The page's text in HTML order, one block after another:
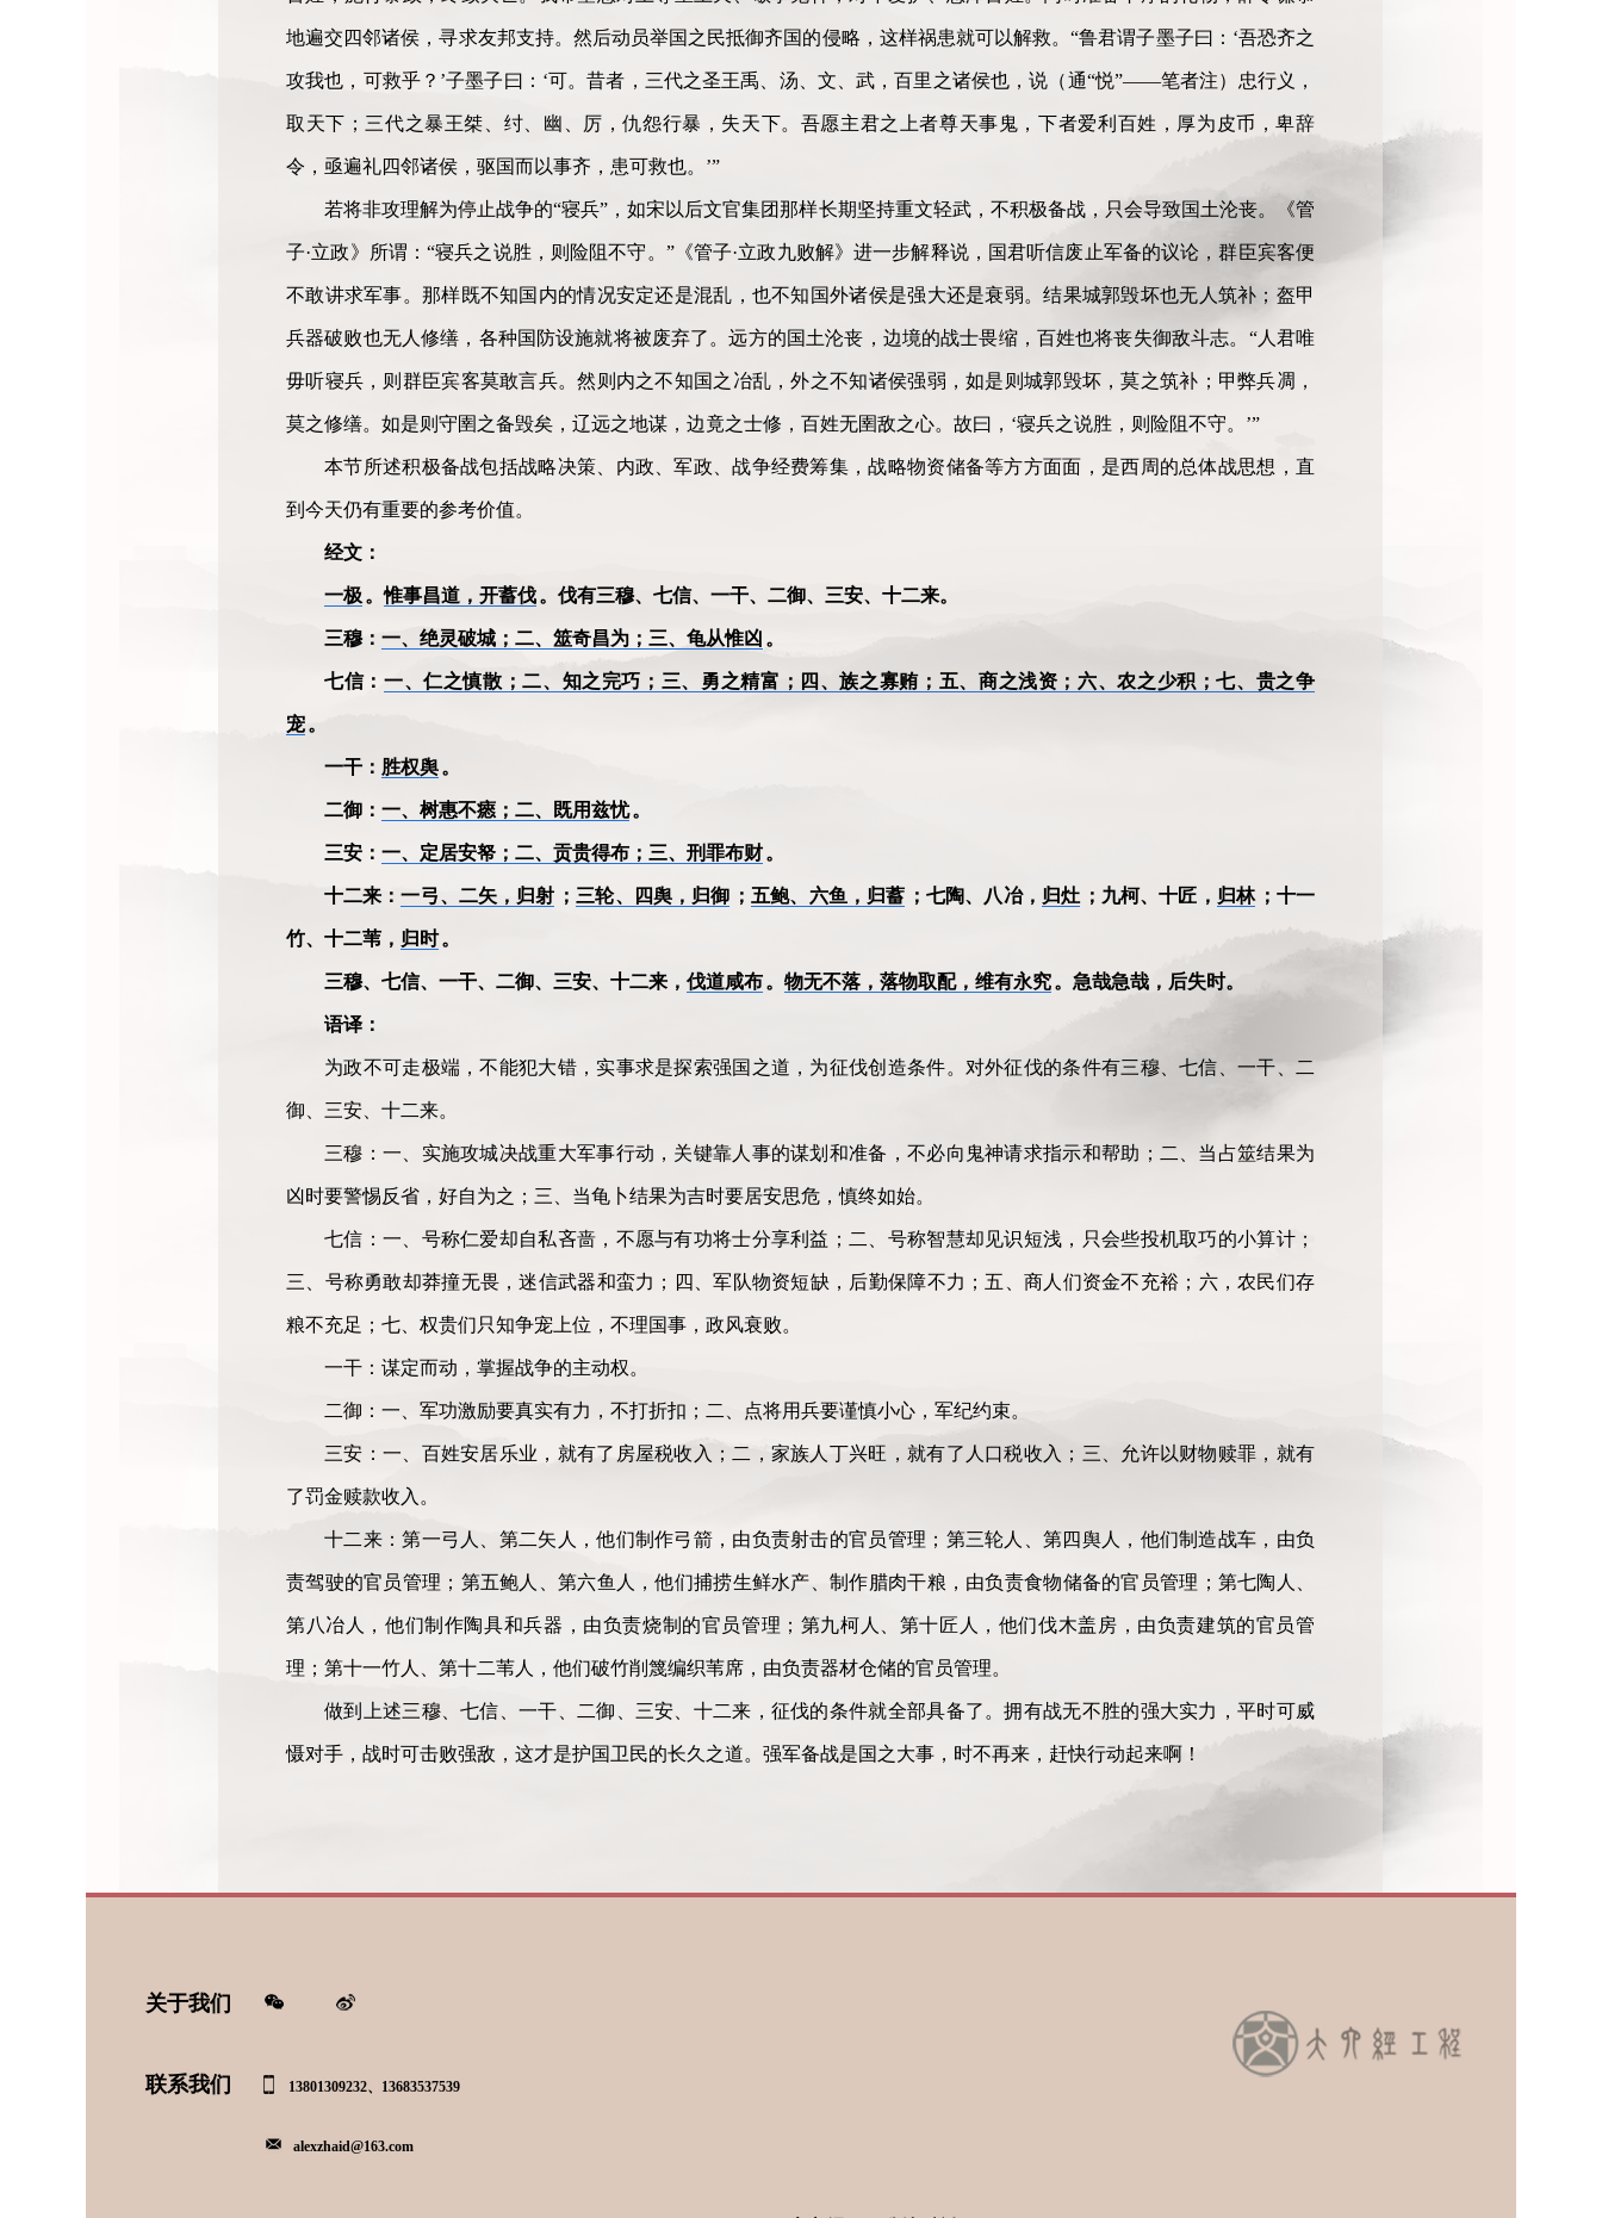
地遍交四邻诸侯，寻求友邦支持。然后动员举国之民抵御齐国的侵略，这样祸患就可以解救。“鲁君谓子墨子曰：‘吾恐齐之
攻我也，可救乎？’子墨子曰：‘可。昔者，三代之圣王禹、汤、文、武，百里之诸侯也，说（通“悦”——笔者注）忠行义，
取天下；三代之暴王桀、纣、幽、厉，仇怨行暴，失天下。吾愿主君之上者尊天事鬼，下者爱利百姓，厚为皮币，卑辞
令，亟遍礼四邻诸侯，驱国而以事齐，患可救也。’”
若将非攻理解为停止战争的“寝兵”，如宋以后文官集团那样长期坚持重文轻武，不积极备战，只会导致国土沦丧。《管
子·立政》所谓：“寝兵之说胜，则险阻不守。”《管子·立政九败解》进一步解释说，国君听信废止军备的议论，群臣宾客便
不敢讲求军事。那样既不知国内的情况安定还是混乱，也不知国外诸侯是强大还是衰弱。结果城郭毁坏也无人筑补；盔甲
兵器破败也无人修缮，各种国防设施就将被废弃了。远方的国土沦丧，边境的战士畏缩，百姓也将丧失御敌斗志。“人君唯
毋听寝兵，则群臣宾客莫敢言兵。然则内之不知国之冶乱，外之不知诸侯强弱，如是则城郭毁坏，莫之筑补；甲弊兵凋，
莫之修缮。如是则守圉之备毁矣，辽远之地谋，边竟之士修，百姓无圉敌之心。故曰，‘寝兵之说胜，则险阻不守。’”
本节所述积极备战包括战略决策、内政、军政、战争经费筹集，战略物资储备等方方面面，是西周的总体战思想，直
到今天仍有重要的参考价值。
经文：
一极。惟事昌道，开蓄伐。伐有三穆、七信、一干、二御、三安、十二来。
三穆： 一、绝灵破城；二、筮奇昌为；三、龟从惟凶 。
七信： 一、仁之慎散；二、知之完巧；三、勇之精富；四、族之寡贿；五、商之浅资；六、农之少积；七、贵之争
宠。
一干： 胜权舆。
二御： 一、树惠不瘱；二、既用兹忧。
三安： 一、定居安帑；二、贡贵得布；三、刑罪布财。
十二来：一弓、二矢，归射 ； 三轮、四舆，归御 ； 五鲍、六鱼，归蓄 ；七陶、八冶， 归灶 ；九柯、十匠， 归林 ；十一
竹、十二苇， 归时。
三穆、七信、一干、二御、三安、十二来， 伐道咸布。 物无不落，落物取配，维有永究。急哉急哉，后失时。
语译：
为政不可走极端，不能犯大错，实事求是探索强国之道，为征伐创造条件。对外征伐的条件有三穆、七信、一干、二
御、三安、十二来。
三穆：一、实施攻城决战重大军事行动，关键靠人事的谋划和准备，不必向鬼神请求指示和帮助；二、当占筮结果为
凶时要警惕反省，好自为之；三、当龟卜结果为吉时要居安思危，慎终如始。
七信：一、号称仁爱却自私吝啬，不愿与有功将士分享利益；二、号称智慧却见识短浅，只会些投机取巧的小算计；
三、号称勇敢却莽撞无畏，迷信武器和蛮力；四、军队物资短缺，后勤保障不力；五、商人们资金不充裕；六，农民们存
粮不充足；七、权贵们只知争宠上位，不理国事，政风衰败。
一干：谋定而动，掌握战争的主动权。
二御：一、军功激励要真实有力，不打折扣；二、点将用兵要谨慎小心，军纪约束。
三安：一、百姓安居乐业，就有了房屋税收入；二，家族人丁兴旺，就有了人口税收入；三、允许以财物赎罪，就有
了罚金赎款收入。
十二来：第一弓人、第二矢人，他们制作弓箭，由负责射击的官员管理；第三轮人、第四舆人，他们制造战车，由负
责驾驶的官员管理；第五鲍人、第六鱼人，他们捕捞生鲜水产、制作腊肉干粮，由负责食物储备的官员管理；第七陶人、
第八冶人，他们制作陶具和兵器，由负责烧制的官员管理；第九柯人、第十匠人，他们伐木盖房，由负责建筑的官员管
理；第十一竹人、第十二苇人，他们破竹削篾编织苇席，由负责器材仓储的官员管理。
做到上述三穆、七信、一干、二御、三安、十二来，征伐的条件就全部具备了。拥有战无不胜的强大实力，平时可威
慑对手，战时可击败强敌，这才是护国卫民的长久之道。强军备战是国之大事，时不再来，赶快行动起来啊！
关于我们
联系我们 13801309232、13683537539
alexzhaid@163.com